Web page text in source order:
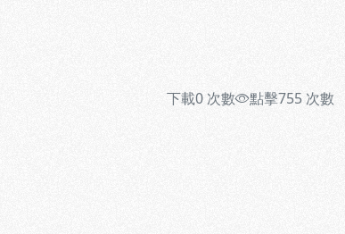
下載0 次數 點擊755 次數